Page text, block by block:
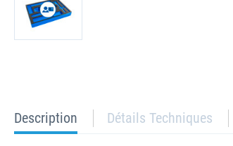
current
tab:
Description Détails Techniques